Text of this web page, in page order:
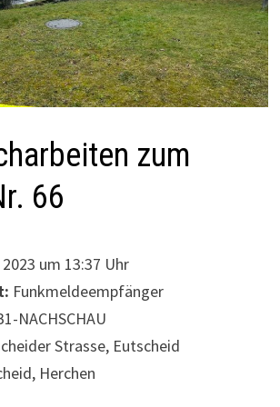
zum
66
um 13:37 Uhr
Funkmeldeempfänger
NACHSCHAU
Strasse, Eutscheid
Herchen